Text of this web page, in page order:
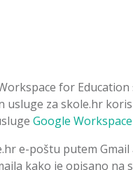
for
usluge za skole.hr
Google
e-poštu putem
kako je opisano na